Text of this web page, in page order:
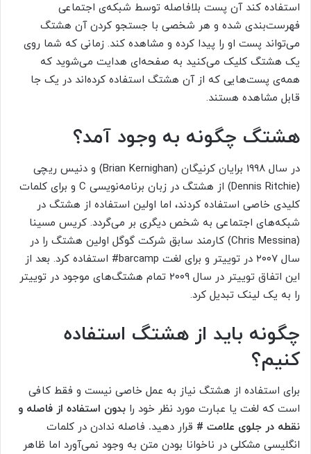
استفاده کند آن پست بلافاصله توسط شبکه‌ی اجتماعی
فهرست‌بندی شده و هر شخصی با جستجو کردن آن هشتگ
می‌تواند پست او را پیدا کرده و مشاهده کند. زمانی که شما روی
یک هشتگ کلیک می‌کنید به صفحه‌ای هدایت می‌شوید که
همه‌ی پست‌هایی که از آن هشتگ استفاده کرده‌اند در یک جا
قابل مشاهده هستند.
هشتگ چگونه به وجود آمد؟
در سال ۱۹۹۸ برایان کرنیگان (Brian Kernighan) و دنیس ریچی
(Dennis Ritchie) از هشتگ در زبان برنامه‌نویسی C و برای کلمات
کلیدی خاصی استفاده کردند، اما اولین استفاده‌ از هشتگ در
شبکه‌های اجتماعی به شخص دیگری بر می‌گردد. کریس مسینا
(Chris Messina) کارمند سابق شرکت گوگل اولین هشتگ را در
سال ۲۰۰۷ در توییتر و برای لغت barcamp# استفاده کرد. بعد از
این اتفاق توییتر در سال ۲۰۰۹ تمام هشتگ‌های موجود در توییتر
را به یک لینک تبدیل کرد.
چگونه باید از هشتگ استفاده
کنیم؟
برای استفاده از هشتگ نیاز به عمل خاصی نیست و فقط کافی
است که لغت یا عبارت مورد نظر خود را بدون استفاده از فاصله و
نقطه در جلوی علامت # قرار دهید. فاصله ندادن در کلمات
انگلیسی مشکلی در ناخوانا بودن متن به وجود نمی‌آورد اما ظاهر